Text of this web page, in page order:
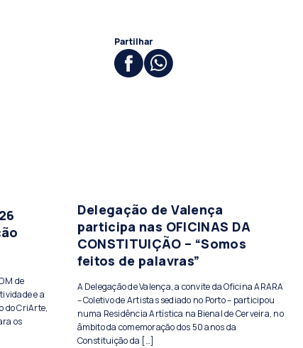
Partilhar
de
e a
do CriArte,
os
Delegação de Valença
participa nas OFICINAS DA
CONSTITUIÇÃO – “Somos
feitos de palavras”
A Delegação de Valença, a convite da Oficina ARARA
– Coletivo de Artistas sediado no Porto – participou
numa Residência Artística na Bienal de Cerveira, no
âmbito da comemoração dos 50 anos da
Constituição da […]